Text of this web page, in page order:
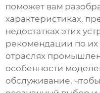
поможет вам
характеристиках,
недостатках этих
рекомендации по
отраслях
особенности
обслуживание,